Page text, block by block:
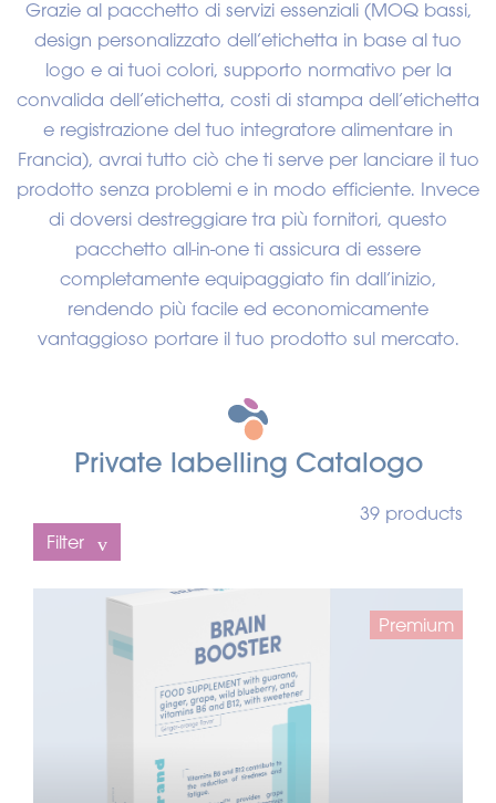
Grazie al pacchetto di servizi essenziali (MOQ bassi,
design personalizzato dell’etichetta in base al tuo
logo e ai tuoi colori, supporto normativo per la
convalida dell’etichetta, costi di stampa dell’etichetta
e registrazione del tuo integratore alimentare in
Francia), avrai tutto ciò che ti serve per lanciare il tuo
prodotto senza problemi e in modo efficiente. Invece
di doversi destreggiare tra più fornitori, questo
pacchetto all-in-one ti assicura di essere
completamente equipaggiato fin dall’inizio,
rendendo più facile ed economicamente
vantaggioso portare il tuo prodotto sul mercato.
Private labelling Catalogo
39 products
Filter
Premium